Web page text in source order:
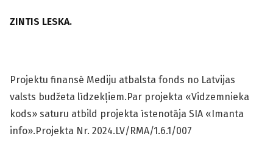
ZINTIS LESKA.
Projektu finansē Mediju atbalsta fonds no Latvijas
valsts budžeta līdzekļiem.Par projekta «Vidzemnieka
kods» saturu atbild projekta īstenotāja SIA «Imanta
info».Projekta Nr. 2024.LV/RMA/1.6.1/007